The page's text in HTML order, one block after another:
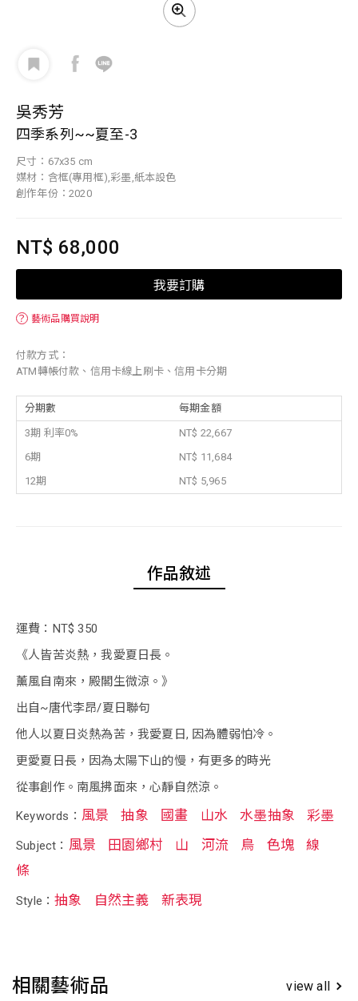
吳秀芳
四季系列~~夏至-3
尺寸：67x35 cm
媒材：含框(專用框),彩墨,紙本設色
創作年份：2020
NT$ 68,000
我要訂購
？ 藝術品購買說明
付款方式：
ATM轉帳付款、信用卡線上刷卡、信用卡分期
分期數 每期金額
3期 利率0%
NT$ 22,667
6期
NT$ 11,684
12期
NT$ 5,965
作品敘述
運費：NT$ 350
《人皆苦炎熱，我愛夏日長。
薰風自南來，殿閣生微涼。》
出自~唐代李昂/夏日聯句
他人以夏日炎熱為苦，我愛夏日, 因為體弱怕冷。
更愛夏日長，因為太陽下山的慢，有更多的時光
從事創作。南風拂面來，心靜自然涼。
Keywords： 風景 抽象 國畫 山水 水墨抽象 彩墨
Subject： 風景 田園鄉村 山 河流 鳥 色塊
線
條
Style：抽象 自然主義 新表現
相關藝術品 view all